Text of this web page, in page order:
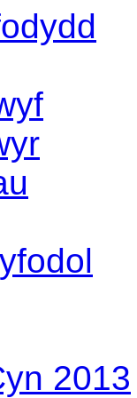
2013
17:00
17:00
17:00
17:00
17:00
17:00
17:00
17:0014:00
14:00
14:00
14:00